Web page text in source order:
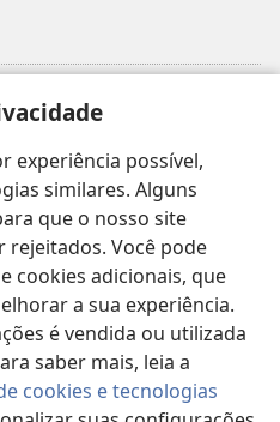
experiência possível,
similares. Alguns
que o nosso site
rejeitados. Você pode
cookies adicionais, que
a sua experiência.
é vendida ou utilizada
saber mais, leia a
cookies e tecnologias
Vigia™